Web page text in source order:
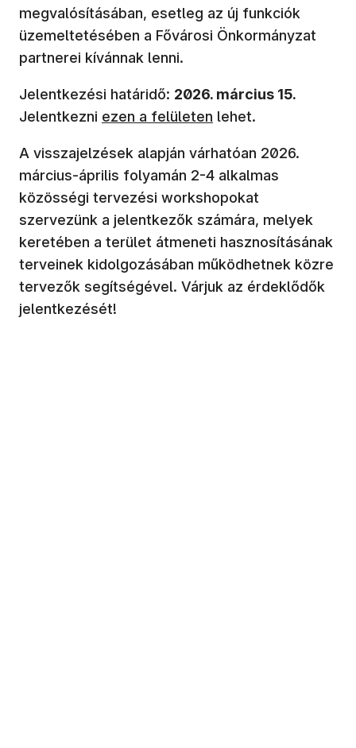
megvalósításában, esetleg az új funkciók
üzemeltetésében a Fővárosi Önkormányzat
partnerei kívánnak lenni.
Jelentkezési határidő: 2026. március 15.
Jelentkezni (új ablakban nyílik meg)
ezen a felületen lehet.
A visszajelzések alapján várhatóan 2026.
március-április folyamán 2-4 alkalmas
közösségi tervezési workshopokat
szervezünk a jelentkezők számára, melyek
keretében a terület átmeneti hasznosításának
terveinek kidolgozásában működhetnek közre
tervezők segítségével. Várjuk az érdeklődők
jelentkezését!